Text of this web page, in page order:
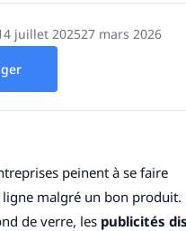
juillet 202527 mars 2026
peinent à se faire
malgré un bon produit.
de verre, les publicités